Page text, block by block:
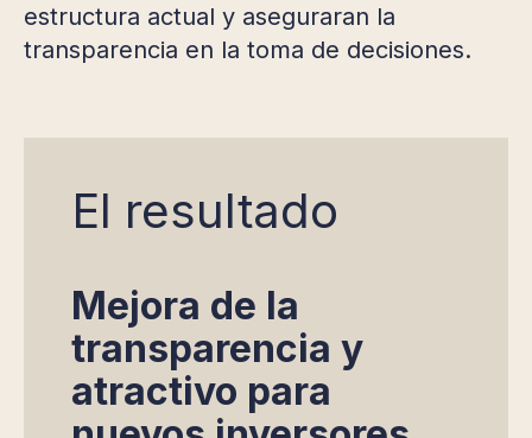
estructura actual y aseguraran la
transparencia en la toma de decisiones.
El resultado
Mejora de la
transparencia y
atractivo para